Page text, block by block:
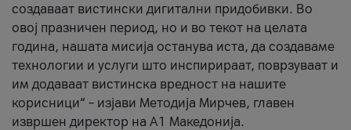
создаваат вистински дигитални придобивки. Во
овој празничен период, но и во текот на целата
година, нашата мисија останува иста, да создаваме
технологии и услуги што инспирираат, поврзуваат и
им додаваат вистинска вредност на нашите
корисници“ – изјави Методија Мирчев, главен
извршен директор на А1 Македонија.